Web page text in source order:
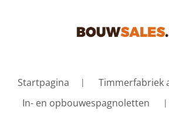
Startpagina
Timmerfabriek
In- en opbouwespagnoletten